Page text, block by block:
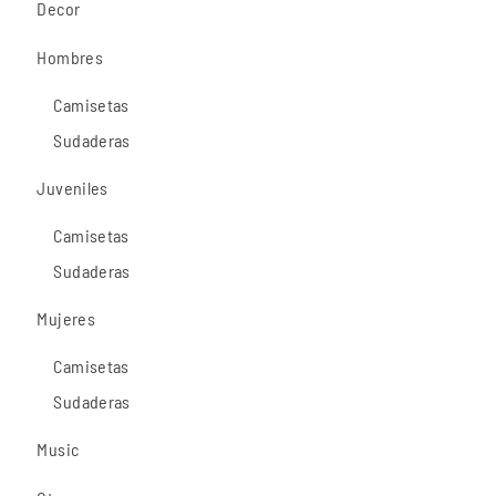
Decor
Hombres
Camisetas
Sudaderas
Juveniles
Camisetas
Sudaderas
Mujeres
Camisetas
Sudaderas
Music